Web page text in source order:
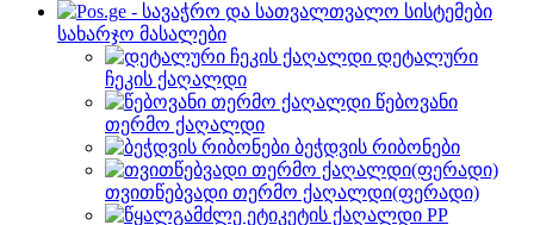
სახარჯო მასალები
დეტალური
ჩეკის ქაღალდი
წებოვანი
თერმო ქაღალდი
ბეჭდვის რიბონები
თვითწებვადი თერმო ქაღალდი(ფერადი)